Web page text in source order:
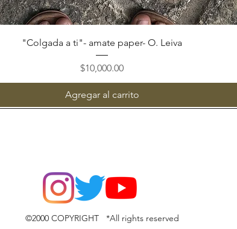
Vista rápida
"Colgada a ti"- amate paper- O. Leiva
Precio
$10,000.00
Agregar al carrito
©2000 COPYRIGHT *All rights reserved